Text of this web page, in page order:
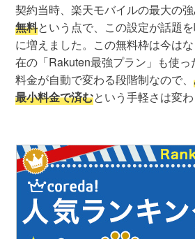
契約当時、楽天モバイルの最大の
無料という点で、この設定が話題
に増えました。この無料枠は今は
在の「Rakuten最強プラン」も使っ
料金が自動で変わる段階制なので、
最小料金で済むという手軽さは変わ